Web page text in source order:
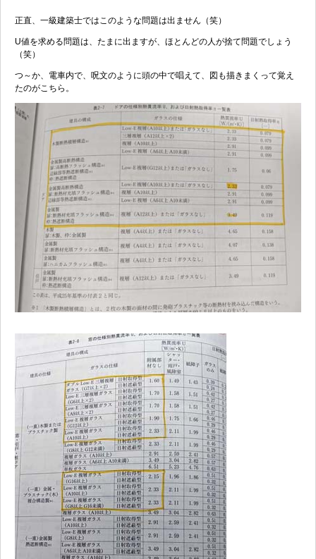
正直、一級建築士ではこのような問題は出ません（笑）
U値を求める問題は、たまに出ますが、ほとんどの人が捨て問題でしょう
（笑）
つ～か、電車内で、呪文のように頭の中で唱えて、図も描きまくって覚え
たのがこちら。